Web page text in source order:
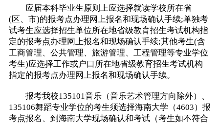
应届本科毕业生原则上应选择就读学校所在省
(区、市)的报考点办理网上报名和现场确认手续;单独考
试考生应选择招生单位所在地省级教育招生考试机构指
定的报考点办理网上报名和现场确认手续;其他考生(含
工商管理、公共管理、旅游管理、工程管理等专业学位
考生)应选择工作或户口所在地省级教育招生考试机构
指定的报考点办理网上报名和现场确认手续。
报考我校135101音乐（音乐艺术管理方向除外）、
135106舞蹈专业学位的考生须选择海南大学（4603）报
考点报名、到海南大学现场确认和考试（考生如不符合